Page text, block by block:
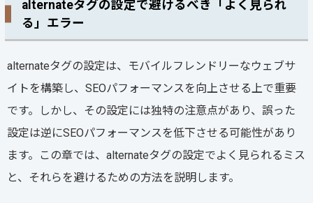
alternateタグの設定で避けるべき「よく見られ
る」エラー
alternateタグの設定は、モバイルフレンドリーなウェブサ
イトを構築し、SEOパフォーマンスを向上させる上で重要
です。しかし、その設定には独特の注意点があり、誤った
設定は逆にSEOパフォーマンスを低下させる可能性があり
ます。この章では、alternateタグの設定でよく見られるミス
と、それらを避けるための方法を説明します。